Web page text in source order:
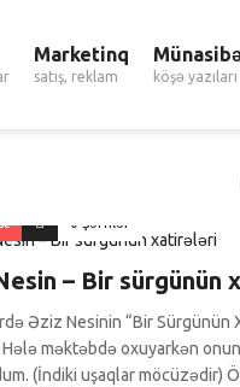
Marketinq
satış, reklam köşə yazıları
0 Şərhlər
– Bir sürgünün
Əziz Nesinin “Bir Sürgünün
məktəbdə oxuyarkən
(İndiki uşaqlar möcüzədir)